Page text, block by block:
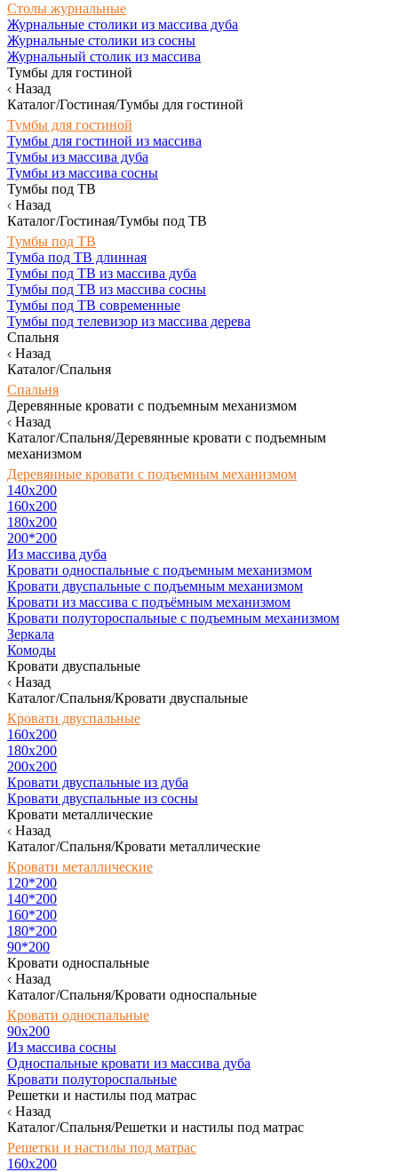
Столы журнальные
Журнальные столики из массива дуба
Журнальные столики из сосны
Журнальный столик из массива
Тумбы для гостиной
Назад
Каталог/Гостиная/Тумбы для гостиной
Тумбы для гостиной
Тумбы для гостиной из массива
Тумбы из массива дуба
Тумбы из массива сосны
Тумбы под ТВ
Назад
Каталог/Гостиная/Тумбы под ТВ
Тумбы под ТВ
Тумба под ТВ длинная
Тумбы под ТВ из массива дуба
Тумбы под ТВ из массива сосны
Тумбы под ТВ современные
Тумбы под телевизор из массива дерева
Спальня
Назад
Каталог/Спальня
Спальня
Деревянные кровати с подъемным механизмом
Назад
Каталог/Спальня/Деревянные кровати с подъемным
механизмом
Деревянные кровати с подъемным механизмом
140x200
160х200
180х200
200*200
Из массива дуба
Кровати односпальные с подъемным механизмом
Кровати двуспальные с подъемным механизмом
Кровати из массива с подъёмным механизмом
Кровати полутороспальные с подъемным механизмом
Зеркала
Комоды
Кровати двуспальные
Назад
Каталог/Спальня/Кровати двуспальные
Кровати двуспальные
160х200
180x200
200x200
Кровати двуспальные из дуба
Кровати двуспальные из сосны
Кровати металлические
Назад
Каталог/Спальня/Кровати металлические
Кровати металлические
120*200
140*200
160*200
180*200
90*200
Кровати односпальные
Назад
Каталог/Спальня/Кровати односпальные
Кровати односпальные
90х200
Из массива сосны
Односпальные кровати из массива дуба
Кровати полутороспальные
Решетки и настилы под матрас
Назад
Каталог/Спальня/Решетки и настилы под матрас
Решетки и настилы под матрас
160х200